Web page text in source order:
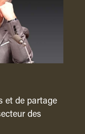
et de partage
des